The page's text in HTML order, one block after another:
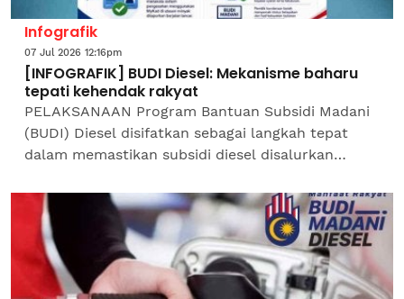
Infografik
07 Jul 2026 12:16pm
[INFOGRAFIK] BUDI Diesel: Mekanisme baharu
tepati kehendak rakyat
PELAKSANAAN Program Bantuan Subsidi Madani
(BUDI) Diesel disifatkan sebagai langkah tepat
dalam memastikan subsidi diesel disalurkan
benar-benar layak,...